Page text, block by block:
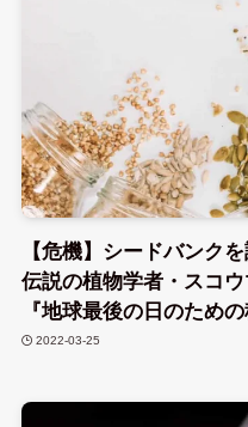
【危機】シードバンク
伝説の植物学者・スコ
『地球最後の日のための
2022-03-25